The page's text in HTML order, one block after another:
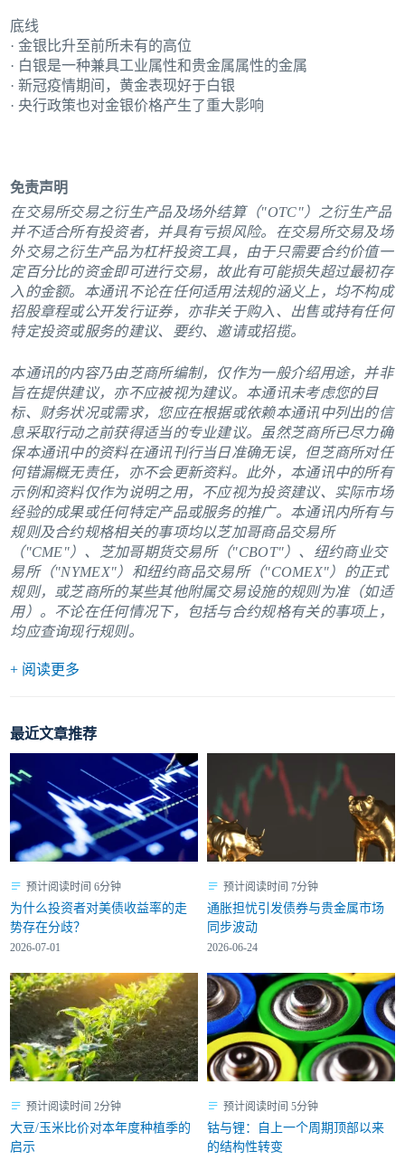
底线
· 金银比升至前所未有的高位
· 白银是一种兼具工业属性和贵金属属性的金属
· 新冠疫情期间，黄金表现好于白银
· 央行政策也对金银价格产生了重大影响
免责声明
在交易所交易之衍生产品及场外结算（"OTC"）之衍生产品
并不适合所有投资者，并具有亏损风险。在交易所交易及场
外交易之衍生产品为杠杆投资工具，由于只需要合约价值一
定百分比的资金即可进行交易，故此有可能损失超过最初存
入的金额。本通讯不论在任何适用法规的涵义上，均不构成
招股章程或公开发行证券，亦非关于购入、出售或持有任何
特定投资或服务的建议、要约、邀请或招揽。
本通讯的内容乃由芝商所编制，仅作为一般介绍用途，并非
旨在提供建议，亦不应被视为建议。本通讯未考虑您的目
标、财务状况或需求，您应在根据或依赖本通讯中列出的信
息采取行动之前获得适当的专业建议。虽然芝商所已尽力确
保本通讯中的资料在通讯刊行当日准确无误，但芝商所对任
何错漏概无责任，亦不会更新资料。此外，本通讯中的所有
示例和资料仅作为说明之用，不应视为投资建议、实际市场
经验的成果或任何特定产品或服务的推广。本通讯内所有与
规则及合约规格相关的事项均以芝加哥商品交易所
（"CME"）、芝加哥期货交易所（"CBOT"）、纽约商业交
易所（"NYMEX"）和纽约商品交易所（"COMEX"）的正式
规则，或芝商所的某些其他附属交易设施的规则为准（如适
用）。不论在任何情况下，包括与合约规格有关的事项上，
均应查询现行规则。
+ 阅读更多
最近文章推荐
预计阅读时间 6分钟
为什么投资者对美债收益率的走
势存在分歧？
2026-07-01
预计阅读时间 7分钟
通胀担忧引发债券与贵金属市场
同步波动
2026-06-24
预计阅读时间 2分钟
大豆/玉米比价对本年度种植季的
启示
预计阅读时间 5分钟
钴与锂：自上一个周期顶部以来
的结构性转变